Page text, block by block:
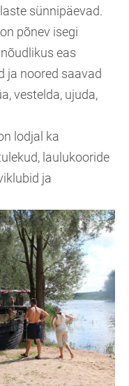
sünnipäevad.
põnev isegi
eas
ja noored saavad
vestelda, ujuda,
lodjal ka
laulukooride
ja